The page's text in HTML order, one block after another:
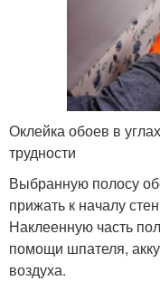
Оклейка обоев в
трудности
Выбранную полосу
прижать к началу
Наклеенную часть
помощи шпателя,
воздуха.